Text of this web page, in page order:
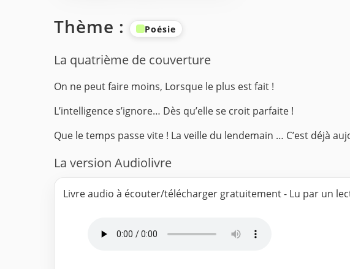
Thème : Poésie
La quatrième de couverture
On ne peut faire moins, Lorsque le plus est fait !
L’intelligence s’ignore… Dès qu’elle se croit parfaite !
Que le temps passe vite ! La veille du lendemain … C’est déjà
La version Audiolivre
Livre audio à écouter/télécharger gratuitement - Lu par un